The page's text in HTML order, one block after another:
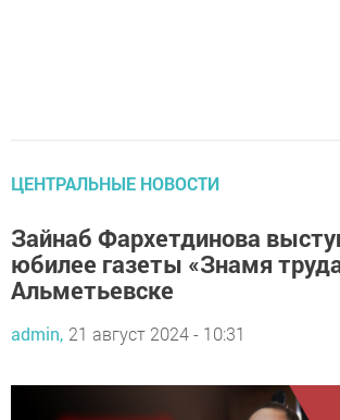
ЦЕНТРАЛЬНЫЕ НОВОСТИ
Зайнаб Фархетдинова
юбилее газеты «Знамя
Альметьевске
admin, 21 август 2024 - 10:31